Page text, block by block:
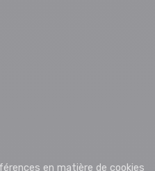
en matière de cookies